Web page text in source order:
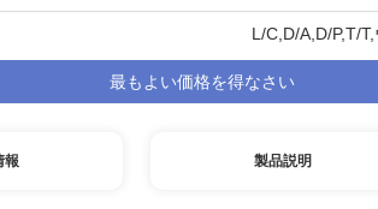
L/C,D/A,D/P,T/
最もよい価格を得なさい
報 製品説明